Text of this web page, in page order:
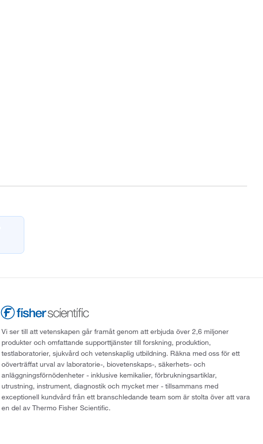
Vi ser till att vetenskapen går framåt genom att erbjuda över 2,6 miljoner
produkter och omfattande supporttjänster till forskning, produktion,
testlaboratorier, sjukvård och vetenskaplig utbildning. Räkna med oss för ett
oöverträffat urval av laboratorie-, biovetenskaps-, säkerhets- och
anläggningsförnödenheter - inklusive kemikalier, förbrukningsartiklar,
utrustning, instrument, diagnostik och mycket mer - tillsammans med
exceptionell kundvård från ett branschledande team som är stolta över att vara
en del av Thermo Fisher Scientific.